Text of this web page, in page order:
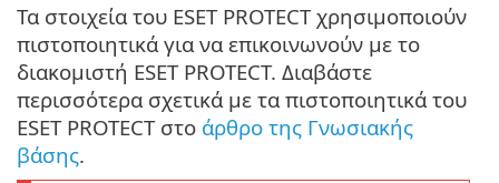
Τα στοιχεία του ESET PROTECT χρησιμοποιούν
πιστοποιητικά για να επικοινωνούν με το
διακομιστή ESET PROTECT. Διαβάστε
περισσότερα σχετικά με τα πιστοποιητικά του
ESET PROTECT στο άρθρο της Γνωσιακής
βάσης.